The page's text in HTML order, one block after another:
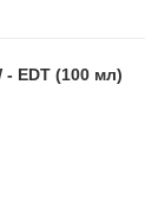
- EDT (100 мл)